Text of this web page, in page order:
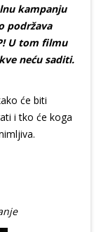
kampanju
podržava
U tom filmu
neću saditi.
će biti
i tko će koga